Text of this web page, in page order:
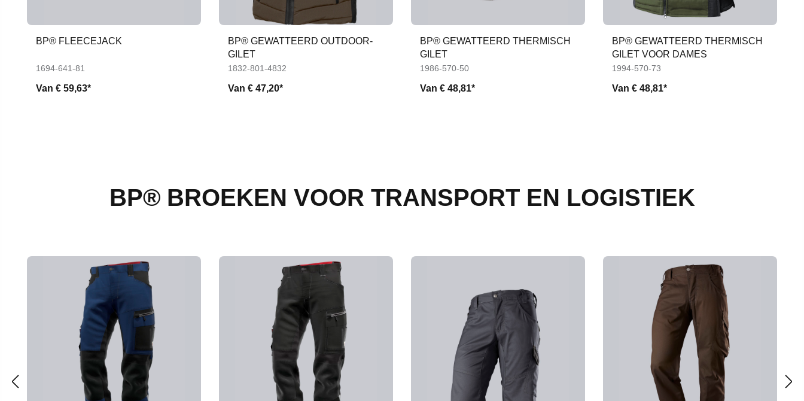
BP® FLEECEJACK
1694-641-81
Van € 59,63*
BP® GEWATTEERD OUTDOOR-
GILET
1832-801-4832
Van € 47,20*
BP® GEWATTEERD THERMISCH
GILET
1986-570-50
Van € 48,81*
BP® GEWATTEERD THERMISCH
GILET VOOR DAMES
1994-570-73
Van € 48,81*
BP® BROEKEN VOOR TRANSPORT EN LOGISTIEK